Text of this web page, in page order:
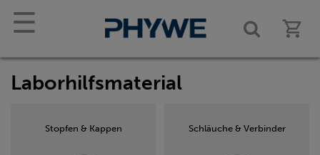
☰
Laborhilfsmaterial
Stopfen & Kappen Schläuche & Verbinder